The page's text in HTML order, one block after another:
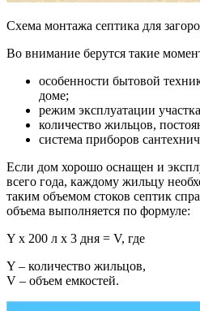
Схема монтажа септика для
Во внимание берутся такие
особенности бытовой
доме;
режим эксплуатации
количество жильцов,
система приборов
Если дом хорошо оснащен и
всего года, каждому жильцу
таким объемом стоков септик
объема выполняется по формуле:
Y x 200 л х 3 дня = V, где
Y – количество жильцов,
V – объем емкостей.